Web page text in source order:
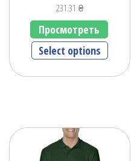
231.31 ₴
Просмотреть
Select options